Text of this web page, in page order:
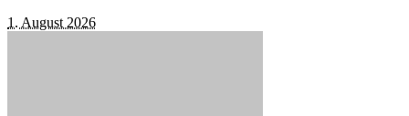
1. August 2026